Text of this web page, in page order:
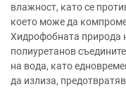
влажност, като се
което може да
Хидрофобната природа
полиуретанов
на вода, като
да излиза,